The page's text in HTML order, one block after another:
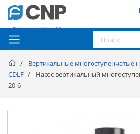
Фирменный магазин CNP
Вертикальные многоступенчатые
CDLF
Насос вертикальный
20-6